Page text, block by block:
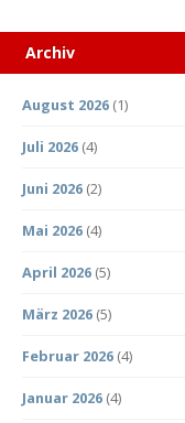
Archiv
August 2026 (1)
Juli 2026 (4)
Juni 2026 (2)
Mai 2026 (4)
April 2026 (5)
März 2026 (5)
Februar 2026 (4)
Januar 2026 (4)